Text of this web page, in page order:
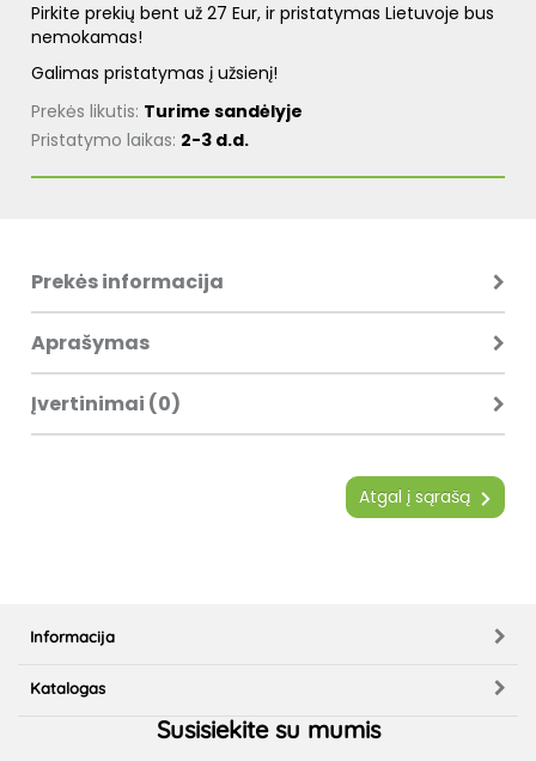
Pirkite prekių bent už 27 Eur, ir pristatymas Lietuvoje bus
nemokamas!
Galimas pristatymas į užsienį!
Prekės likutis: Turime sandėlyje
Pristatymo laikas: 2-3 d.d.
Prekės informacija
Aprašymas
Įvertinimai (0)
Atgal į sąrašą
Informacija
Katalogas
Susisiekite su mumis